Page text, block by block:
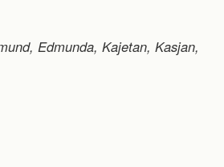
Edmunda, Kajetan, Kasjan,